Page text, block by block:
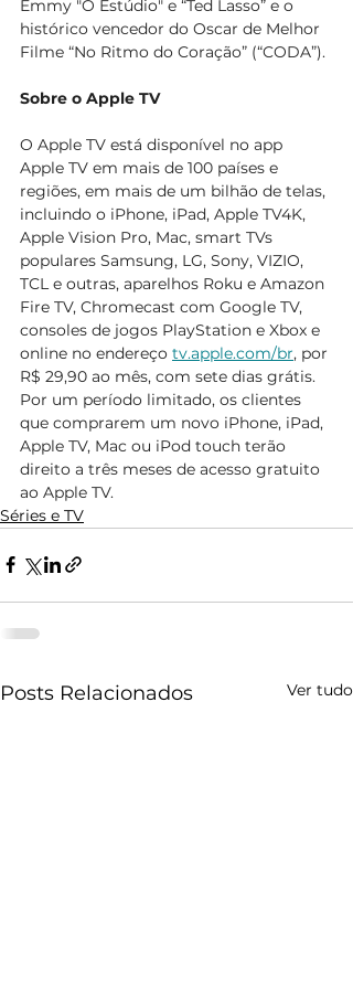
Emmy "O Estúdio" e “Ted Lasso” e o
histórico vencedor do Oscar de Melhor
Filme “No Ritmo do Coração” (“CODA”).
Sobre o Apple TV
O Apple TV está disponível no app
Apple TV em mais de 100 países e
regiões, em mais de um bilhão de telas,
incluindo o iPhone, iPad, Apple TV4K,
Apple Vision Pro, Mac, smart TVs
populares Samsung, LG, Sony, VIZIO,
TCL e outras, aparelhos Roku e Amazon
Fire TV, Chromecast com Google TV,
consoles de jogos PlayStation e Xbox e
online no endereço tv.apple.com/br, por
R$ 29,90 ao mês, com sete dias grátis.
Por um período limitado, os clientes
que comprarem um novo iPhone, iPad,
Apple TV, Mac ou iPod touch terão
direito a três meses de acesso gratuito
ao Apple TV.
Séries e TV
Posts Relacionados Ver tudo